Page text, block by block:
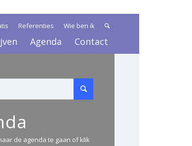
Referenties Wie ben ik
Agenda Contact
de agenda te gaan of klik